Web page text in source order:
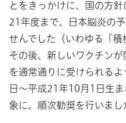
とをきっかけに、国の方
21年度まで、日本脳炎の
せんでした（いわゆる「積
その後、新しいワクチン
を通常通りに受けられる
日〜平成21年10月1日生
象に、順次勧奨を行いまし